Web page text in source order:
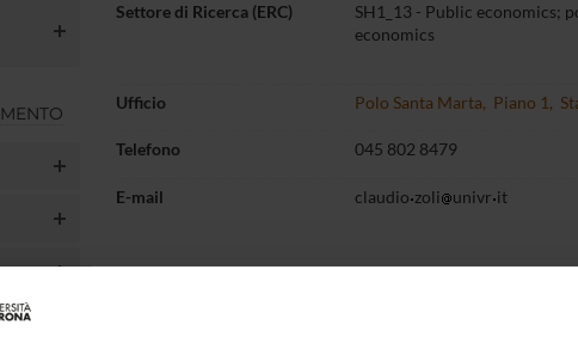
Settore di Ricerca (ERC)
SH1_13 - Public economics;
economics
Ufficio Polo Santa Marta, Piano 1,
Telefono 045 802 8479
E-mail claudio zoli univr it